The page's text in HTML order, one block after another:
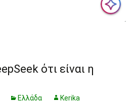
ότι είναι η
Ελλάδα Kerika